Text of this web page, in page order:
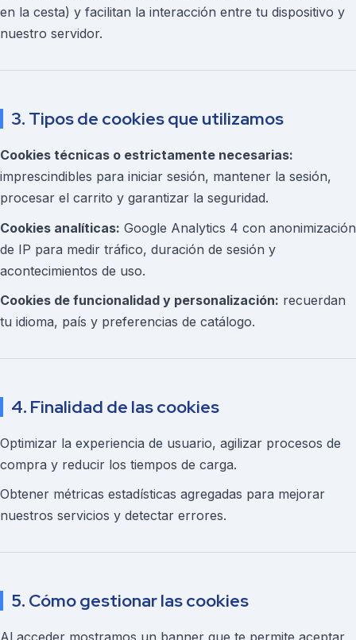
en la cesta) y facilitan la interacción entre tu dispositivo y
nuestro servidor.
3. Tipos de cookies que utilizamos
Cookies técnicas o estrictamente necesarias:
imprescindibles para iniciar sesión, mantener la sesión,
procesar el carrito y garantizar la seguridad.
Cookies analíticas: Google Analytics 4 con anonimización
de IP para medir tráfico, duración de sesión y
acontecimientos de uso.
Cookies de funcionalidad y personalización: recuerdan
tu idioma, país y preferencias de catálogo.
4. Finalidad de las cookies
Optimizar la experiencia de usuario, agilizar procesos de
compra y reducir los tiempos de carga.
Obtener métricas estadísticas agregadas para mejorar
nuestros servicios y detectar errores.
5. Cómo gestionar las cookies